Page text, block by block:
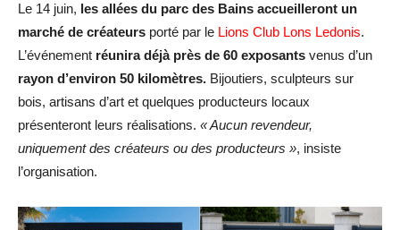
Le 14 juin, les allées du parc des Bains accueilleront un
marché de créateurs porté par le Lions Club Lons Ledonis.
L’événement réunira déjà près de 60 exposants venus d’un
rayon d’environ 50 kilomètres. Bijoutiers, sculpteurs sur
bois, artisans d’art et quelques producteurs locaux
présenteront leurs réalisations. « Aucun revendeur,
uniquement des créateurs ou des producteurs », insiste
l’organisation.